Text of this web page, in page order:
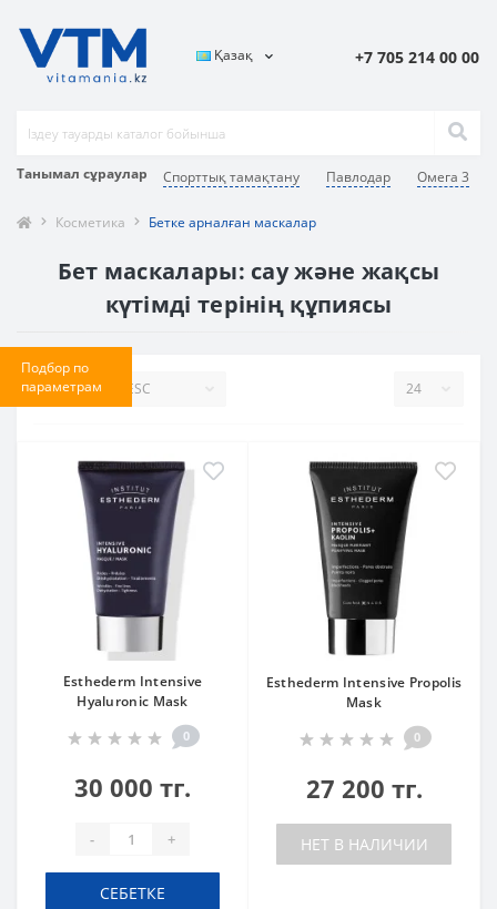
Подбор по
параметрам
Танымал сұраулар Спорттық тамақтану Павлодар Омега 3
Қазақ +7 705 214 00 00
Косметика Бетке арналған маскалар
Бет маскалары: сау және жақсы
күтімді терінің құпиясы
Esthederm Intensive
Hyaluronic Mask
0
30 000 тг.
- +
СЕБЕТКЕ
Esthederm Intensive Propolis
Mask
0
27 200 тг.
НЕТ В НАЛИЧИИ